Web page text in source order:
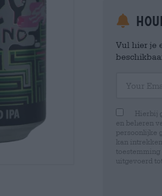
Vul hier je
Hierbij
en beheren
persoonlijke
kan
toestemming
uitgevoerd